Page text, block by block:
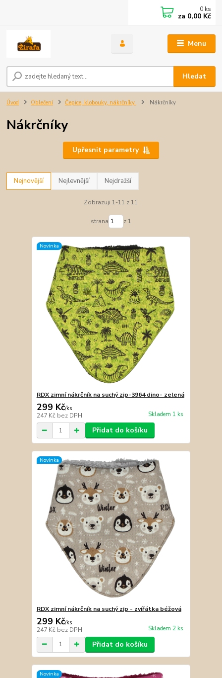
Menu
Hledat
0 ks
za 0,00 Kč
Úvod Oblečení Čepice, klobouky, nákrčníky Nákrčníky
Nákrčníky
Upřesnit parametry
Nejnovější Nejlevnější Nejdražší
Zobrazuji 1-11 z 11
strana z 1
Novinka
RDX zimní nákrčník na suchý zip-3964 dino- zelená
299 Kč/ks
247 Kč bez DPH Skladem 1 ks
Přidat do košíku
Novinka
RDX zimní nákrčník na suchý zip - zvířátka béžová
299 Kč/ks
247 Kč bez DPH Skladem 2 ks
Přidat do košíku
Novinka